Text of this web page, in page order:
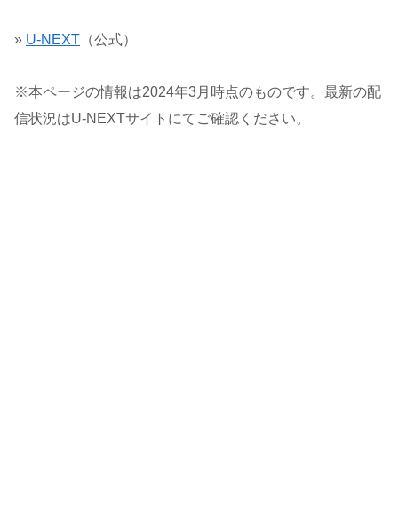
» U-NEXT （公式）
※本ページの情報は2024年3月時点のものです。最新の配
信状況はU-NEXTサイトにてご確認ください。